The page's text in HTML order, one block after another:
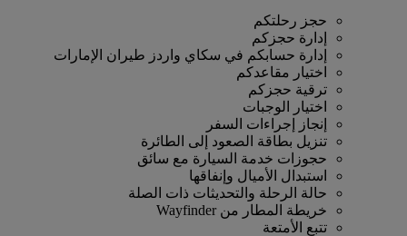
حجز رحلتكم
إدارة حجزكم
إدارة حسابكم في سكاي واردز طيران الإمارات
اختيار مقاعدكم
ترقية حجزكم
اختيار الوجبات
إنجاز إجراءات السفر
تنزيل بطاقة الصعود إلى الطائرة
حجوزات خدمة السيارة مع سائق
استبدال الأميال وإنفاقها
حالة الرحلة والتحديثات ذات الصلة
خريطة المطار من Wayfinder
تتبع الأمتعة